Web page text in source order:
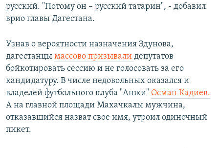
русский. "Потому он – русский татарин", - добавил
врио главы Дагестана.
Узнав о вероятности назначения Здунова,
дагестанцы массово призывали депутатов
бойкотировать сессию и не голосовать за его
кандидатуру. В числе недовольных оказался и
владелей футбольного клуба "Анжи" Осман Кадиев.
А на главной площади Махачкалы мужчина,
отказавшийся назват свое имя, утроил одиночный
пикет.